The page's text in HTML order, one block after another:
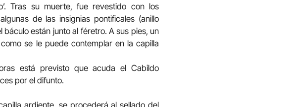
Tras su muerte, fue revestido con los
de las insignias pontificales (anillo
están junto al féretro. A sus pies, un
se le puede contemplar en la capilla
está previsto que acuda el Cabildo
por el difunto.